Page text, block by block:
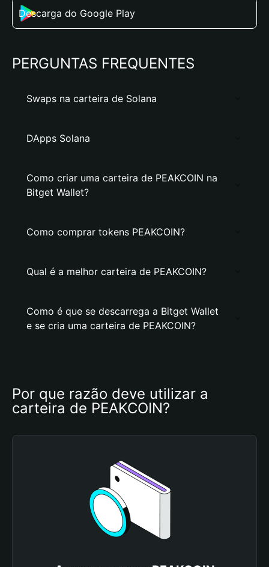
Descarga do Google Play
PERGUNTAS FREQUENTES
Swaps na carteira de Solana
DApps Solana
Como criar uma carteira de PEAKCOIN na
Bitget Wallet?
Como comprar tokens PEAKCOIN?
Qual é a melhor carteira de PEAKCOIN?
Como é que se descarrega a Bitget Wallet
e se cria uma carteira de PEAKCOIN?
Por que razão deve utilizar a
carteira de PEAKCOIN?